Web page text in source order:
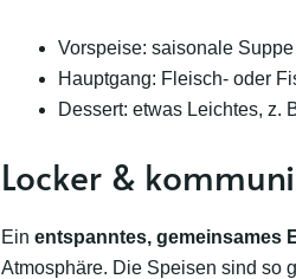
Vorspeise: saisonale
Hauptgang: Fleisch- oder
Dessert: etwas Leichtes, z.
Locker &
Ein entspanntes, gemeinsames
Atmosphäre. Die Speisen sind so